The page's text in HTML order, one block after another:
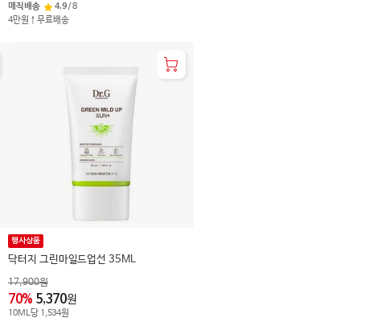
매직배송
4.9/8
4만원↑무료배송
닥터지 그린마일드업선 35ML
행사상품
17,900원
70% 5,370원
10ML당 1,534원